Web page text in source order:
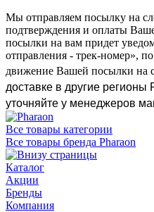
Мы отправляем посылку на
подтверждения и оплаты
посылки на вам придет
отправления - трек-номер»,
движение Вашей посылки на
доставке в другие
уточняйте у менеджеров
Все товары категории
Все товары бренда Pharaon
Каталог
Акции
Бренды
Компания